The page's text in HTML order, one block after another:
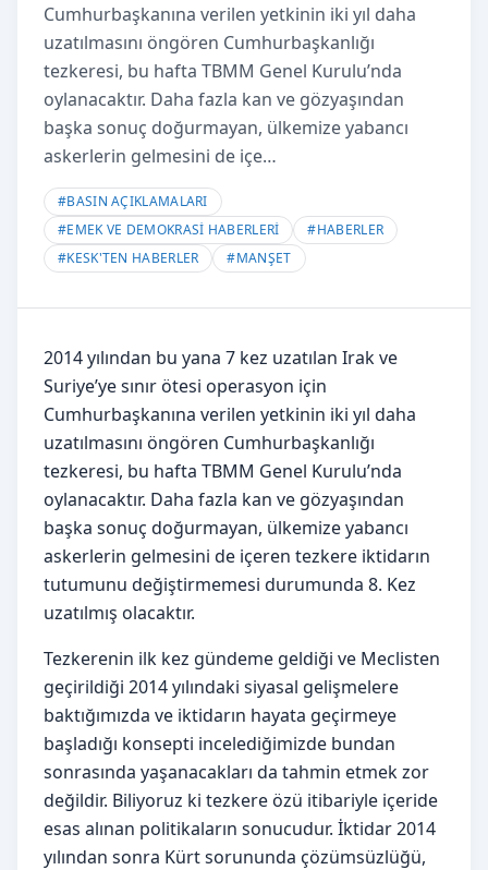
Cumhurbaşkanına verilen yetkinin iki yıl daha
uzatılmasını öngören Cumhurbaşkanlığı
tezkeresi, bu hafta TBMM Genel Kurulu’nda
oylanacaktır. Daha fazla kan ve gözyaşından
başka sonuç doğurmayan, ülkemize yabancı
askerlerin gelmesini de içe…
#BASIN AÇIKLAMALARI
#EMEK VE DEMOKRASİ HABERLERİ #HABERLER
#KESK'TEN HABERLER #MANŞET
2014 yılından bu yana 7 kez uzatılan Irak ve
Suriye’ye sınır ötesi operasyon için
Cumhurbaşkanına verilen yetkinin iki yıl daha
uzatılmasını öngören Cumhurbaşkanlığı
tezkeresi, bu hafta TBMM Genel Kurulu’nda
oylanacaktır. Daha fazla kan ve gözyaşından
başka sonuç doğurmayan, ülkemize yabancı
askerlerin gelmesini de içeren tezkere iktidarın
tutumunu değiştirmemesi durumunda 8. Kez
uzatılmış olacaktır.
Tezkerenin ilk kez gündeme geldiği ve Meclisten
geçirildiği 2014 yılındaki siyasal gelişmelere
baktığımızda ve iktidarın hayata geçirmeye
başladığı konsepti incelediğimizde bundan
sonrasında yaşanacakları da tahmin etmek zor
değildir. Biliyoruz ki tezkere özü itibariyle içeride
esas alınan politikaların sonucudur. İktidar 2014
yılından sonra Kürt sorununda çözümsüzlüğü,